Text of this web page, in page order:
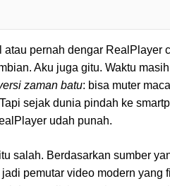
atau pernah dengar
Aku juga gitu. Waktu
zaman batu: bisa muter
sejak dunia pindah ke
udah punah.
salah. Berdasarkan sumber
pemutar video modern